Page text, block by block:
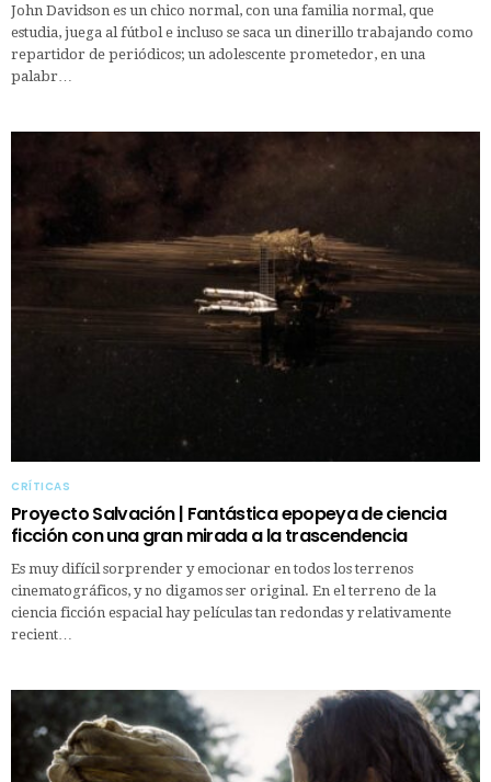
John Davidson es un chico normal, con una familia normal, que
estudia, juega al fútbol e incluso se saca un dinerillo trabajando como
repartidor de periódicos; un adolescente prometedor, en una
palabr…
CRÍTICAS
Proyecto Salvación | Fantástica epopeya de ciencia
ficción con una gran mirada a la trascendencia
Es muy difícil sorprender y emocionar en todos los terrenos
cinematográficos, y no digamos ser original. En el terreno de la
ciencia ficción espacial hay películas tan redondas y relativamente
recient…